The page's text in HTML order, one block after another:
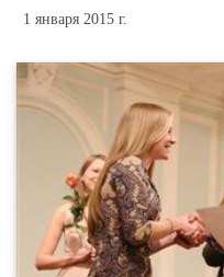
1 января 2015 г.